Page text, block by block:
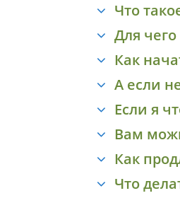
Что
Для чего
Как
А если
Если я
Вам
Как
Что